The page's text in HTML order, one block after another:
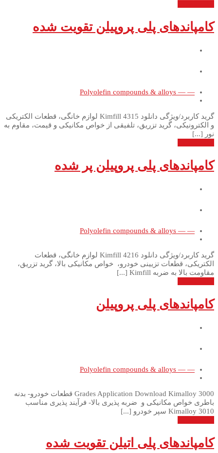
کامپاندهای پلی پروپیلن تقویت شده
— — Polyolefin compounds & alloys
گرید کاربرد/ویژگی دانلود Kimfill 4315 لوازم خانگی، قطعات الکتریکی
و الکترونیکی، گرید تزریق، تلفیقی از خواص مکانیکی و قیمت، مقاوم به
نور [...]
کامپاندهای پلی پروپیلن پر شده
— — Polyolefin compounds & alloys
گرید کاربرد/ویژگی دانلود Kimfill 4216 لوازم خانگی، قطعات
الکتریکی، قطعات تزیینی خودرو، خواص مکانیکی بالا، گرید تزریق،
مقاومت بالا به ضربه Kimfill [...]
کامپاندهای پلی پروپیلن
— — Polyolefin compounds & alloys
Grades Application Download Kimalloy 3000 قطعات خودرو- بدنه
باطری خواص مکانیکی و ضربه پذیری بالا- فرآیند پذیری مناسب
Kimalloy 3010 سپر خودرو [...]
کامپاندهای پلی اتیلن تقویت شده